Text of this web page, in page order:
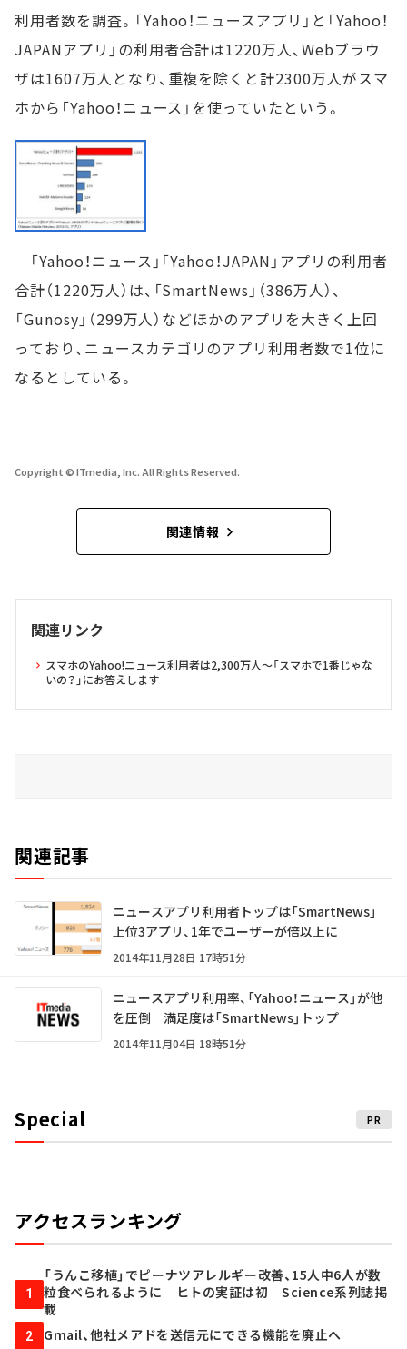
利用者数を調査。「Yahoo！ニュースアプリ」と「Yahoo！
JAPANアプリ」の利用者合計は1220万人、Webブラウ
ザは1607万人となり、重複を除くと計2300万人がスマ
ホから「Yahoo！ニュース」を使っていたという。
「Yahoo！ニュース」「Yahoo！JAPAN」アプリの利用者
合計（1220万人）は、「SmartNews」（386万人）、
「Gunosy」（299万人）などほかのアプリを大きく上回
っており、ニュースカテゴリのアプリ利用者数で1位に
なるとしている。
Copyright © ITmedia, Inc. All Rights Reserved.
関連情報
関連リンク
スマホのYahoo!ニュース利用者は2,300万人～「スマホで1番じゃな
いの？」にお答えします
関連記事
ニュースアプリ利用者トップは「SmartNews」
上位3アプリ、1年でユーザーが倍以上に
2014年11月28日 17時51分
ニュースアプリ利用率、「Yahoo！ニュース」が他
を圧倒 満足度は「SmartNews」トップ
2014年11月04日 18時51分
Special PR
アクセスランキング
1
「うんこ移植」でピーナツアレルギー改善、15人中6人が数
粒食べられるように ヒトの実証は初 Science系列誌掲
載
2 Gmail、他社メアドを送信元にできる機能を廃止へ